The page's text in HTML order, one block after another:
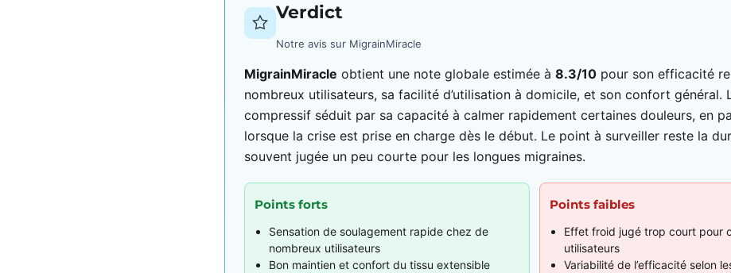
Verdict
Notre avis sur MigrainMiracle
MigrainMiracle obtient une note globale estimée à 8.3/10 pour son efficacité
nombreux utilisateurs, sa facilité d’utilisation à domicile, et son confort général.
compressif séduit par sa capacité à calmer rapidement certaines douleurs, en
lorsque la crise est prise en charge dès le début. Le point à surveiller reste la
souvent jugée un peu courte pour les longues migraines.
Points forts
Sensation de soulagement rapide chez de
nombreux utilisateurs
Bon maintien et confort du tissu extensible
Points faibles
Effet froid jugé trop court pour
utilisateurs
Variabilité de l’efficacité selon